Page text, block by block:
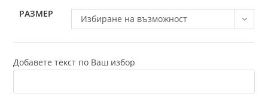
РАЗМЕР Избиране на възможност
Добавете текст по Ваш избор